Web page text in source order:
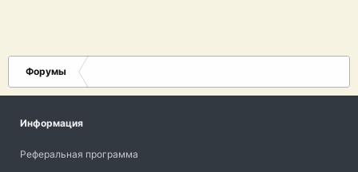
Форумы
Информация
Реферальная программа